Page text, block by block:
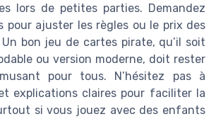
lors de petites parties. Demandez
pour ajuster les règles ou le prix des
bon jeu de cartes pirate, qu’il soit
ou version moderne, doit rester
pour tous. N’hésitez pas à
explications claires pour faciliter la
si vous jouez avec des enfants